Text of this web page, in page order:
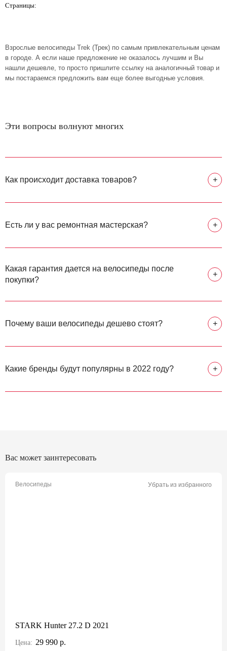
Страницы:
Взрослые велосипеды Trek (Трек) по самым привлекательным ценам
в городе. А если наше предложение не оказалось лучшим и Вы
нашли дешевле, то просто пришлите ссылку на аналогичный товар и
мы постараемся предложить вам еще более выгодные условия.
Эти вопросы волнуют многих
Как происходит доставка товаров? +
Есть ли у вас ремонтная мастерская? +
Какая гарантия дается на велосипеды после
покупки?
+
Почему ваши велосипеды дешево стоят? +
Какие бренды будут популярны в 2022 году? +
Вас может заинтересовать
Велосипеды Убрать из избранного
STARK Hunter 27.2 D 2021
Цена: 29 990 р.